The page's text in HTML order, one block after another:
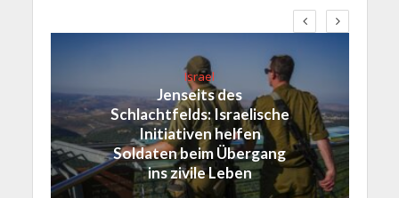
Israel
Jenseits des
Schlachtfelds: Israelische
Initiativen helfen
Soldaten beim Übergang
ins zivile Leben